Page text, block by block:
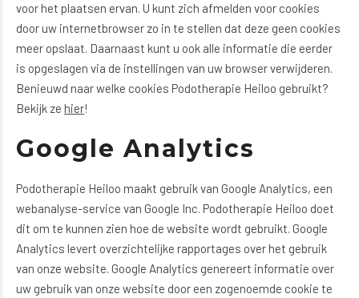
voor het plaatsen ervan. U kunt zich afmelden voor cookies
door uw internetbrowser zo in te stellen dat deze geen cookies
meer opslaat. Daarnaast kunt u ook alle informatie die eerder
is opgeslagen via de instellingen van uw browser verwijderen.
Benieuwd naar welke cookies Podotherapie Heiloo gebruikt?
Bekijk ze hier!
Google Analytics
Podotherapie Heiloo maakt gebruik van Google Analytics, een
webanalyse-service van Google Inc. Podotherapie Heiloo doet
dit om te kunnen zien hoe de website wordt gebruikt. Google
Analytics levert overzichtelijke rapportages over het gebruik
van onze website. Google Analytics genereert informatie over
uw gebruik van onze website door een zogenoemde cookie te